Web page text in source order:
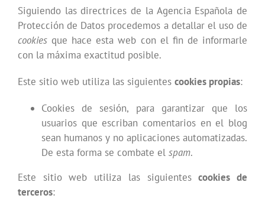
Siguiendo las directrices de la Agencia Española de
Protección de Datos procedemos a detallar el uso de
cookies que hace esta web con el fin de informarle
con la máxima exactitud posible.
Este sitio web utiliza las siguientes cookies propias:
Cookies de sesión, para garantizar que los
usuarios que escriban comentarios en el blog
sean humanos y no aplicaciones automatizadas.
De esta forma se combate el spam.
Este sitio web utiliza las siguientescookies de
terceros: